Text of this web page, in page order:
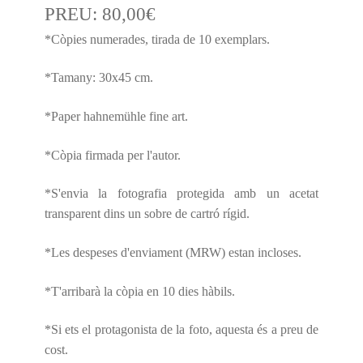
PREU: 80,00€
*Còpies numerades, tirada de 10 exemplars.
*Tamany: 30x45 cm.
*Paper hahnemühle fine art.
*Còpia firmada per l'autor.
*S'envia la fotografia protegida amb un acetat
transparent dins un sobre de cartró rígid.
*Les despeses d'enviament (MRW) estan incloses.
*T'arribarà la còpia en 10 dies hàbils.
*Si ets el protagonista de la foto, aquesta és a preu de
cost.